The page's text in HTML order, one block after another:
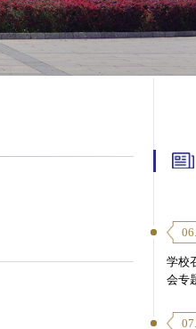
学校
会专